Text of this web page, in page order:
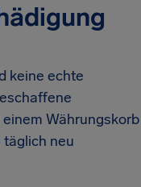
keine echte
Währungskorb
täglich neu